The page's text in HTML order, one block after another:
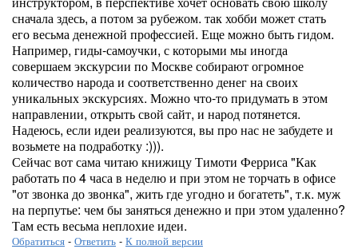
сначала здесь, а потом за рубежом. так хобби может стать
его весьма денежной профессией. Еще можно быть гидом.
Например, гиды-самоучки, с которыми мы иногда
совершаем экскурсии по Москве собирают огромное
количество народа и соответственно денег на своих
уникальных экскурсиях. Можно что-то придумать в этом
направлении, открыть свой сайт, и народ потянется.
Надеюсь, если идеи реализуются, вы про нас не забудете и
возьмете на подработку :))).
Сейчас вот сама читаю книжицу Тимоти Ферриса "Как
работать по 4 часа в неделю и при этом не торчать в офисе
"от звонка до звонка", жить где угодно и богатеть", т.к. муж
на перпутье: чем бы заняться денежно и при этом удаленно?
Там есть весьма неплохие идеи.
Обратиться - Ответить - К полной версии